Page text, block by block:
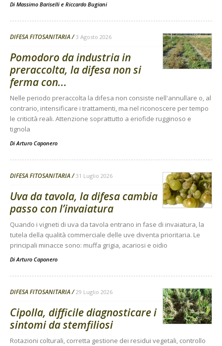
Di Massimo Bariselli e Riccardo Bugiani
DIFESA FITOSANITARIA 3 Agosto 2026
Pomodoro da industria in
preraccolta, la difesa non si
ferma con...
Nelle periodo preraccolta la difesa non consiste nell'annullare o, al
contrario, intensificare i trattamenti, ma nel riconoscere per tempo
le criticità reali. Attenzione soprattutto a eriofide rugginoso e
tignola
DiArturo Caponero
DIFESA FITOSANITARIA 31 Luglio 2026
Uva da tavola, la difesa cambia
passo con l’invaiatura
Quando i vigneti di uva da tavola entrano in fase di invaiatura, la
tutela della qualità commerciale delle uve diventa prioritaria. Le
principali minacce sono: muffa grigia, acariosi e oidio
DiArturo Caponero
DIFESA FITOSANITARIA 29 Luglio 2026
Cipolla, difficile diagnosticare i
sintomi da stemfiliosi
Rotazioni colturali, corretta gestione dei residui vegetali, controllo